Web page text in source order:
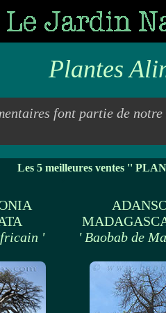
Plantes
font partie de
Les 5 meilleures ventes ''
'
' Baobab de